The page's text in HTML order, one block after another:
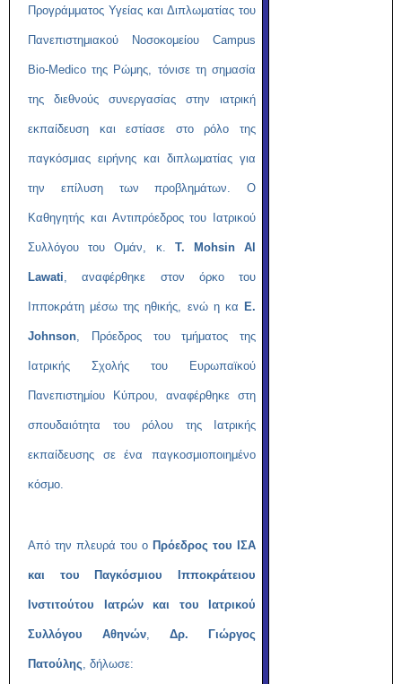
Προγράμματος Υγείας και Διπλωματίας του
Πανεπιστημιακού Νοσοκομείου Campus
Bio-Medico της Ρώμης, τόνισε τη σημασία
της διεθνούς συνεργασίας στην ιατρική
εκπαίδευση και εστίασε στο ρόλο της
παγκόσμιας ειρήνης και διπλωματίας για
την επίλυση των προβλημάτων. Ο
Καθηγητής και Αντιπρόεδρος του Ιατρικού
Συλλόγου του Ομάν, κ. T. Mohsin Al
Lawati, αναφέρθηκε στον όρκο του
Ιπποκράτη μέσω της ηθικής, ενώ η κα Ε.
Johnson, Πρόεδρος του τμήματος της
Ιατρικής Σχολής του Ευρωπαϊκού
Πανεπιστημίου Κύπρου, αναφέρθηκε στη
σπουδαιότητα του ρόλου της Ιατρικής
εκπαίδευσης σε ένα παγκοσμιοποιημένο
κόσμο.
Από την πλευρά του ο Πρόεδρος του ΙΣΑ
και του Παγκόσμιου Ιπποκράτειου
Ινστιτούτου Ιατρών και του Ιατρικού
Συλλόγου Αθηνών, Δρ. Γιώργος
Πατούλης, δήλωσε: